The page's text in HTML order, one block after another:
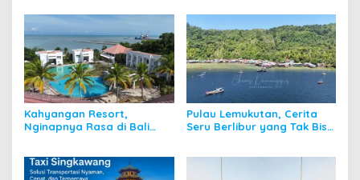
Kahyangan Resort,
Nginapnya Rasa di Bali
Pulau Lemukutan, Cerita
Seru Berlibur yang Tak Bisa